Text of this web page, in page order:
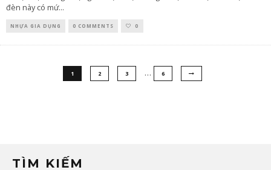
đèn này có mứ...
NHỰA GIA DỤNG 0 COMMENTS 0
1 2 3 … 6
TÌM KIẾM